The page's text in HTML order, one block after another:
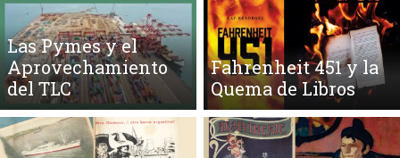
Las Pymes y el
Aprovechamiento
del TLC
Fahrenheit 451 y la
Quema de Libros